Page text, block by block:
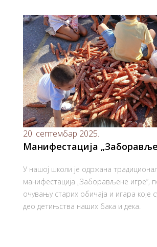
20. септембар 2025.
Манифестација
У нашој школи је одржана
манифестација „Заборављене игре”,
очувању старих обичаја и игара које
део детињства наших бака и дека.